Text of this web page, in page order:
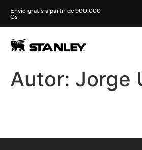
Envío gratis a partir de 900.000
Gs
Autor: Jorge